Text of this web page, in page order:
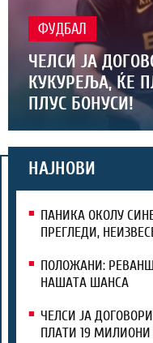
ФУДБАЛ
ЧЕЛСИ ЈА
КУКУРЕЉА, ЌЕ
ПЛУС БОНУСИ!
НАЈНОВИ
ПАНИКА ОКОЛУ
ПРЕГЛЕДИ,
ПОЛОЖАНИ:
НАШАТА ШАНСА
ЧЕЛСИ ЈА
ПЛАТИ 19